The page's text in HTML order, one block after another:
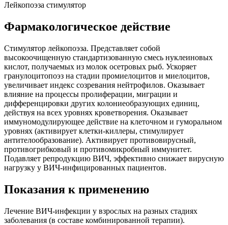
Лейкопоэза стимулятор
Фармакологическое действие
Стимулятор лейкопоэза. Представляет собой
высокоочищенную стандартизованную смесь нуклеиновых
кислот, получаемых из молок осетровых рыб. Ускоряет
гранулоцитопоэз на стадии промиелоцитов и миелоцитов,
увеличивает индекс созревания нейтрофилов. Оказывает
влияние на процессы пролиферации, миграции и
дифференцировки других колониеобразующих единиц,
действуя на всех уровнях кроветворения. Оказывает
иммуномодулирующее действие на клеточном и гуморальном
уровнях (активирует клетки-киллеры, стимулирует
антителообразование). Активирует противовирусный,
противогрибковый и противомикробный иммунитет.
Подавляет репродукцию ВИЧ, эффективно снижает вирусную
нагрузку у ВИЧ-инфицированных пациентов.
Показания к применению
Лечение ВИЧ-инфекции у взрослых на разных стадиях
заболевания (в составе комбинированной терапии).